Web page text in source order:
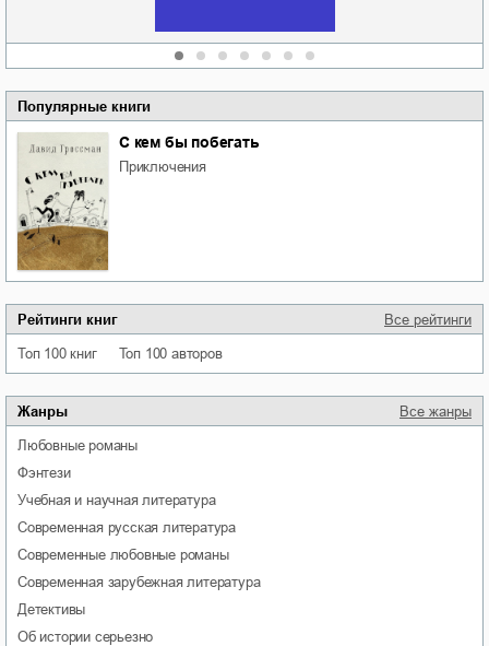
Популярные книги
С кем бы побегать
приключения
Рейтинги книг Все рейтинги
Топ 100 книг Топ 100 авторов
Жанры Все жанры
любовные романы
фэнтези
учебная и научная литература
современная русская литература
современные любовные романы
современная зарубежная литература
детективы
об истории серьезно